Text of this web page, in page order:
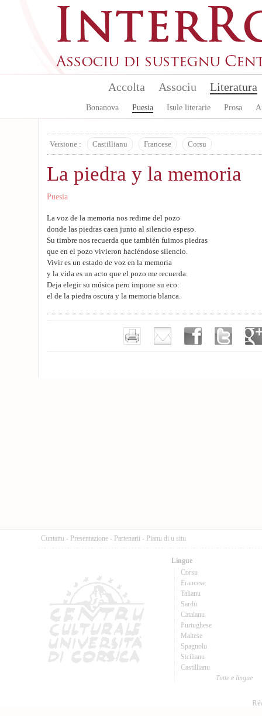
Accolta Associu Literatura
Bonanova Puesia Isule literarie Prosa
Versione : Castillianu Francese Corsu
La piedra y la memoria
Puesia
La voz de la memoria nos redime del pozo
donde las piedras caen junto al silencio espeso.
Su timbre nos recuerda que también fuimos piedras
que en el pozo vivieron haciéndose silencio.
Vivir es un estado de voz en la memoria
y la vida es un acto que el pozo me recuerda.
Deja elegir su música pero impone su eco:
el de la piedra oscura y la memoria blanca.
Cuntattu - Presentazione - Partenarii - Pianu di u situ
Lingue
Corsu
Francese
Talianu
Sardu
Catalanu
Purtughese
Maltese
Spagnolu
Sicilianu
Castillianu
Tutte e lingue